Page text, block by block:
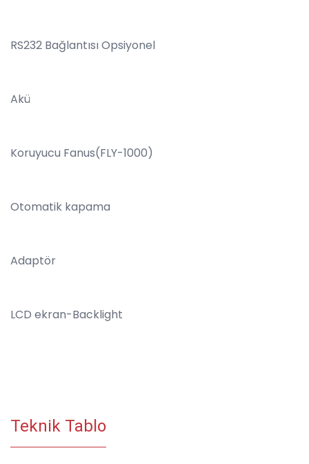
RS232 Bağlantısı Opsiyonel
Akü
Koruyucu Fanus(FLY-1000)
Otomatik kapama
Adaptör
LCD ekran-Backlight
Teknik Tablo